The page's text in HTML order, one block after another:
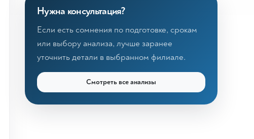
Нужна консультация?
Если есть сомнения по подготовке, срокам
или выбору анализа, лучше заранее
уточнить детали в выбранном филиале.
Смотреть все анализы